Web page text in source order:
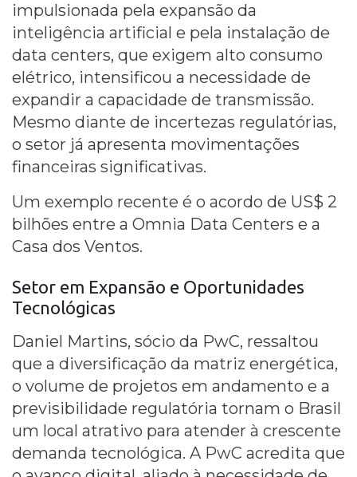
impulsionada pela expansão da
inteligência artificial e pela instalação de
data centers, que exigem alto consumo
elétrico, intensificou a necessidade de
expandir a capacidade de transmissão.
Mesmo diante de incertezas regulatórias,
o setor já apresenta movimentações
financeiras significativas.
Um exemplo recente é o acordo de US$ 2
bilhões entre a Omnia Data Centers e a
Casa dos Ventos.
Setor em Expansão e Oportunidades
Tecnológicas
Daniel Martins, sócio da PwC, ressaltou
que a diversificação da matriz energética,
o volume de projetos em andamento e a
previsibilidade regulatória tornam o Brasil
um local atrativo para atender à crescente
demanda tecnológica. A PwC acredita que